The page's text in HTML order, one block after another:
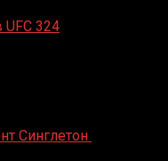
324
Синглетон